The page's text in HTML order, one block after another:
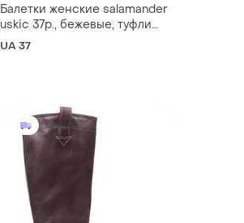
Балетки женские salamander
uskic 37р., бежевые, туфли
бежевые, кожа
UA 37